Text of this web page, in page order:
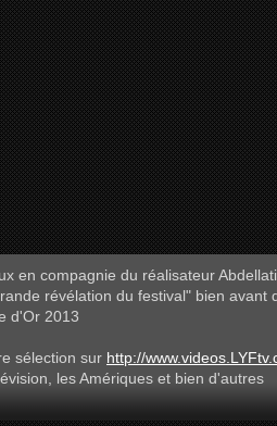
en compagnie du réalisateur
révélation du festival" bien avant
d'Or 2013
sélection sur http://
les Amériques et bien d'autres